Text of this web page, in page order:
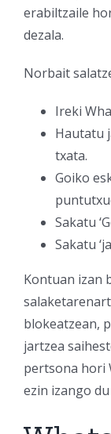
erabiltzaile
dezala.
Norbait
Ireki
Hautatu
txata.
Goiko
Sakatu
Sakatu
Kontuan izan
blokeatzean,
jartzea
pertsona hori
ezin izango